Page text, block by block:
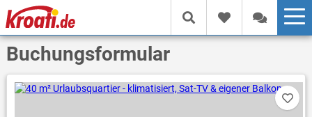
Buchungsformular